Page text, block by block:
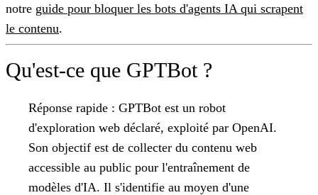
notre guide pour bloquer les bots d'agents IA qui scrapent
le contenu.
Qu'est-ce que GPTBot ?
Réponse rapide : GPTBot est un robot
d'exploration web déclaré, exploité par OpenAI.
Son objectif est de collecter du contenu web
accessible au public pour l'entraînement de
modèles d'IA. Il s'identifie au moyen d'une